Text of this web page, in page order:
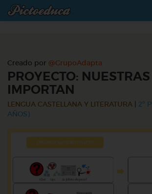
Creado por @GrupoAdapta
PROYECTO:
IMPORTAN
LENGUA CASTELLANA Y LITERATURA
2º
AÑOS)